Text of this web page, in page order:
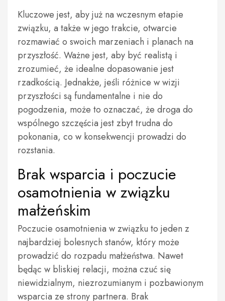
Kluczowe jest, aby już na wczesnym etapie
związku, a także w jego trakcie, otwarcie
rozmawiać o swoich marzeniach i planach na
przyszłość. Ważne jest, aby być realistą i
zrozumieć, że idealne dopasowanie jest
rzadkością. Jednakże, jeśli różnice w wizji
przyszłości są fundamentalne i nie do
pogodzenia, może to oznaczać, że droga do
wspólnego szczęścia jest zbyt trudna do
pokonania, co w konsekwencji prowadzi do
rozstania.
Brak wsparcia i poczucie
osamotnienia w związku
małżeńskim
Poczucie osamotnienia w związku to jeden z
najbardziej bolesnych stanów, który może
prowadzić do rozpadu małżeństwa. Nawet
będąc w bliskiej relacji, można czuć się
niewidzialnym, niezrozumianym i pozbawionym
wsparcia ze strony partnera. Brak